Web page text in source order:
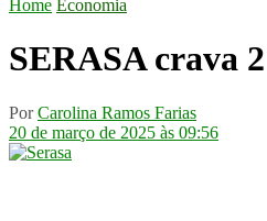
Home Economia
SERASA crava
Por Carolina Ramos Farias
20 de março de 2025 às 09:56